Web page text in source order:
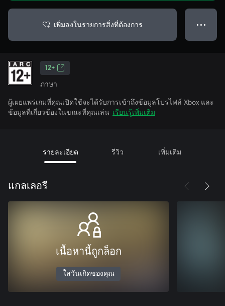
เพิ่มลงในรายการสิ่งที่ต้องการ ● ● ●
12+
ภาษา
ผู้เผยแพร่เกมที่คุณเปิดใช้จะได้รับการเข้าถึงข้อมูลโปรไฟล์ Xbox และ
ข้อมูลที่เกี่ยวข้องในขณะที่คุณเล่น เรียนรู้เพิ่มเติม
รายละเอียด รีวิว เพิ่มเติม
แกลเลอรี
เนื้อหานี้ถูกล็อก
ใส่วันเกิดของคุณ